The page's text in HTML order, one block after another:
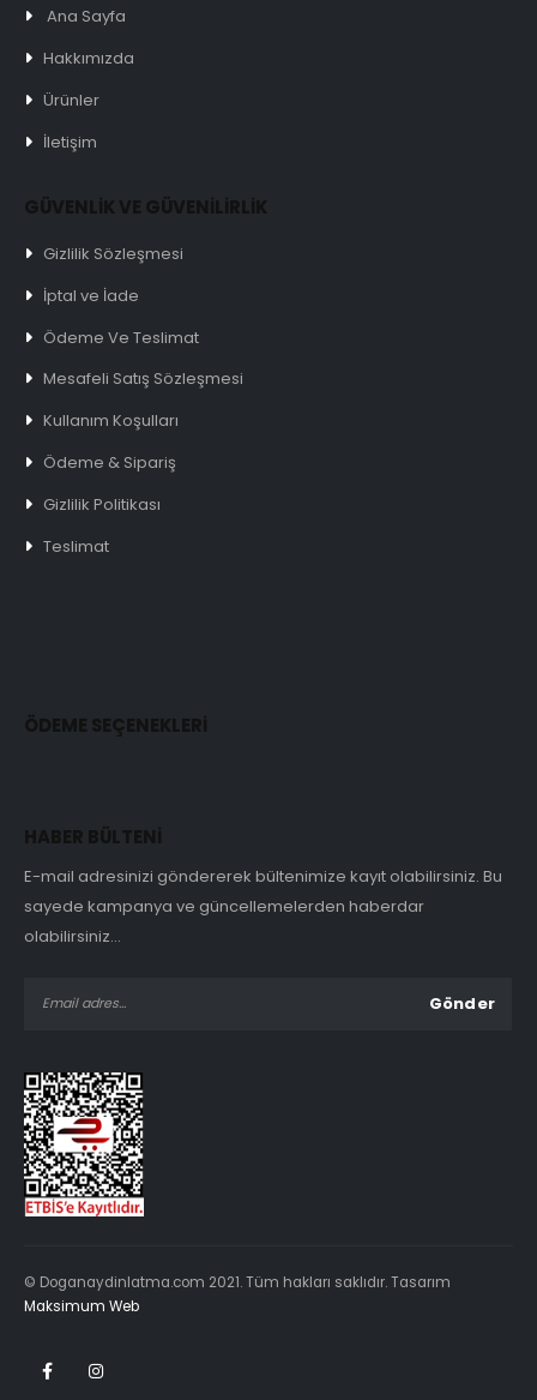
Ana Sayfa
Hakkımızda
Ürünler
İletişim
GÜVENLİK VE GÜVENİLİRLİK
Gizlilik Sözleşmesi
İptal ve İade
Ödeme Ve Teslimat
Mesafeli Satış Sözleşmesi
Kullanım Koşulları
Ödeme & Sipariş
Gizlilik Politikası
Teslimat
ÖDEME SEÇENEKLERİ
HABER BÜLTENİ
E-mail adresinizi göndererek bültenimize kayıt olabilirsiniz. Bu
sayede kampanya ve güncellemelerden haberdar
olabilirsiniz...
© Doganaydinlatma.com 2021. Tüm hakları saklıdır. Tasarım
Maksimum Web